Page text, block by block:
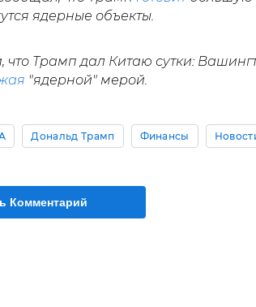
ядерные объекты.
что Трамп дал Китаю сутки:
"ядерной" мерой.
Дональд Трамп Финансы
Комментарий